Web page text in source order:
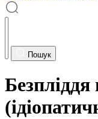
Пошук
Безпліддя